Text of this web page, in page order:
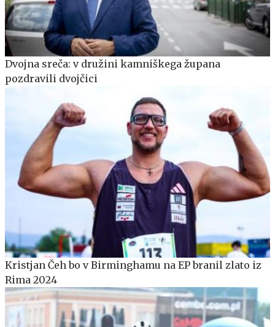
Dvojna sreča: v družini kamniškega župana
pozdravili dvojčici
Kristjan Čeh bo v Birminghamu na EP branil zlato iz
Rima 2024